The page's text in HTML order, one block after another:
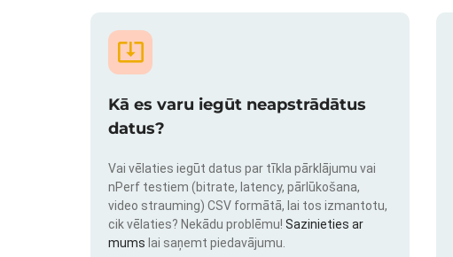
Kā es varu iegūt neapstrādātus
datus?
Vai vēlaties iegūt datus par tīkla pārklājumu vai
nPerf testiem (bitrate, latency, pārlūkošana,
video strauming) CSV formātā, lai tos izmantotu,
cik vēlaties? Nekādu problēmu! Sazinieties ar
mums lai saņemt piedavājumu.